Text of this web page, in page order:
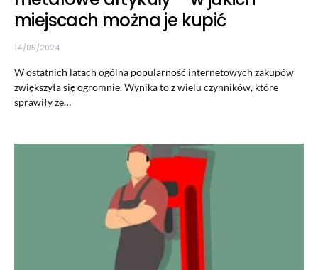
miejscach można je kupić
14/05/2024
W ostatnich latach ogólna popularność internetowych zakupów
zwiększyła się ogromnie. Wynika to z wielu czynników, które
sprawiły że…